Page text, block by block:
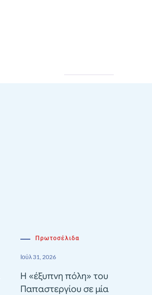
Πρωτοσέλιδα
Ιούλ 31, 2026
Η «έξυπνη πόλη» του
Παπαστεργίου σε μία